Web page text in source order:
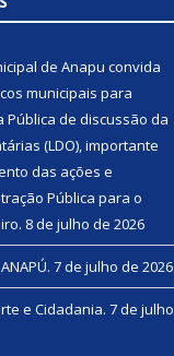
de Anapu convida
municipais para
de discussão da
(LDO), importante
das ações e
Pública para o
8 de julho de 2026
7 de julho de 2026
e Cidadania. 7 de julho